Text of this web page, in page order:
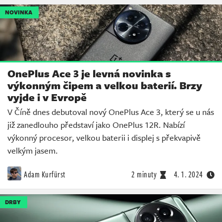
NOVINKA
OnePlus Ace 3 je levná novinka s
výkonným čipem a velkou baterií. Brzy
vyjde i v Evropě
V Číně dnes debutoval nový OnePlus Ace 3, který se u nás
již zanedlouho představí jako OnePlus 12R. Nabízí
výkonný procesor, velkou baterii i displej s překvapivě
velkým jasem.
Adam Kurfürst 2 minuty 4. 1. 2024
DRBY